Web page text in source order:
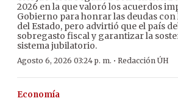
2026 en la que valoró los acuerdos
Gobierno para honrar las deudas
del Estado, pero advirtió que el país
sobregasto fiscal y garantizar la
sistema jubilatorio.
Agosto 6, 2026 03:24 p. m. · Redacción ÚH
Economía